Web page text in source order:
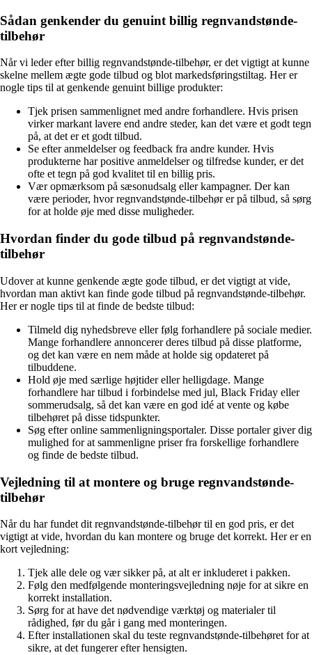
Sådan genkender du genuint billig regnvandstønde-
tilbehør
Når vi leder efter billig regnvandstønde-tilbehør, er det vigtigt at kunne
skelne mellem ægte gode tilbud og blot markedsføringstiltag. Her er
nogle tips til at genkende genuint billige produkter:
Tjek prisen sammenlignet med andre forhandlere. Hvis prisen
virker markant lavere end andre steder, kan det være et godt tegn
på, at det er et godt tilbud.
Se efter anmeldelser og feedback fra andre kunder. Hvis
produkterne har positive anmeldelser og tilfredse kunder, er det
ofte et tegn på god kvalitet til en billig pris.
Vær opmærksom på sæsonudsalg eller kampagner. Der kan
være perioder, hvor regnvandstønde-tilbehør er på tilbud, så sørg
for at holde øje med disse muligheder.
Hvordan finder du gode tilbud på regnvandstønde-
tilbehør
Udover at kunne genkende ægte gode tilbud, er det vigtigt at vide,
hvordan man aktivt kan finde gode tilbud på regnvandstønde-tilbehør.
Her er nogle tips til at finde de bedste tilbud:
Tilmeld dig nyhedsbreve eller følg forhandlere på sociale medier.
Mange forhandlere annoncerer deres tilbud på disse platforme,
og det kan være en nem måde at holde sig opdateret på
tilbuddene.
Hold øje med særlige højtider eller helligdage. Mange
forhandlere har tilbud i forbindelse med jul, Black Friday eller
sommerudsalg, så det kan være en god idé at vente og købe
tilbehøret på disse tidspunkter.
Søg efter online sammenligningsportaler. Disse portaler giver dig
mulighed for at sammenligne priser fra forskellige forhandlere
og finde de bedste tilbud.
Vejledning til at montere og bruge regnvandstønde-
tilbehør
Når du har fundet dit regnvandstønde-tilbehør til en god pris, er det
vigtigt at vide, hvordan du kan montere og bruge det korrekt. Her er en
kort vejledning:
Tjek alle dele og vær sikker på, at alt er inkluderet i pakken.
Følg den medfølgende monteringsvejledning nøje for at sikre en
korrekt installation.
Sørg for at have det nødvendige værktøj og materialer til
rådighed, før du går i gang med monteringen.
Efter installationen skal du teste regnvandstønde-tilbehøret for at
sikre, at det fungerer efter hensigten.